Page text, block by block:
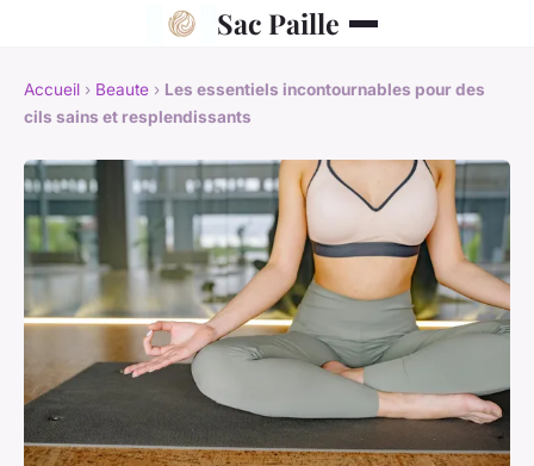
Sac Paille
Accueil › Beaute › Les essentiels incontournables pour des
cils sains et resplendissants